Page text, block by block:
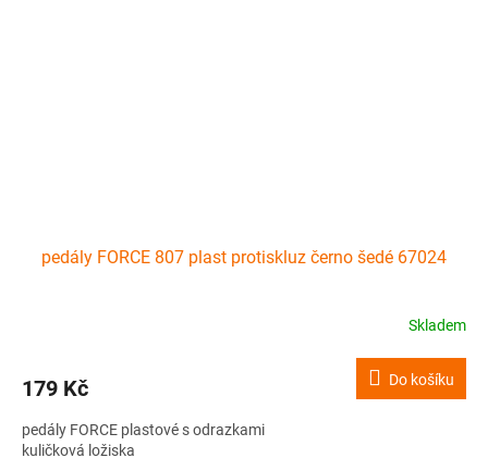
pedály FORCE 807 plast protiskluz černo šedé 67024
Skladem
179 Kč Do košíku
pedály FORCE plastové s odrazkami
kuličková ložiska